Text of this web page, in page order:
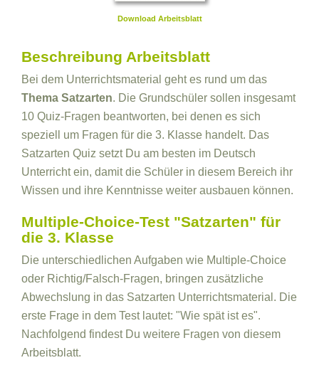
Download Arbeitsblatt
Beschreibung Arbeitsblatt
Bei dem Unterrichtsmaterial geht es rund um das
Thema Satzarten. Die Grundschüler sollen insgesamt
10 Quiz-Fragen beantworten, bei denen es sich
speziell um Fragen für die 3. Klasse handelt. Das
Satzarten Quiz setzt Du am besten im Deutsch
Unterricht ein, damit die Schüler in diesem Bereich ihr
Wissen und ihre Kenntnisse weiter ausbauen können.
Multiple-Choice-Test "Satzarten" für
die 3. Klasse
Die unterschiedlichen Aufgaben wie Multiple-Choice
oder Richtig/Falsch-Fragen, bringen zusätzliche
Abwechslung in das Satzarten Unterrichtsmaterial. Die
erste Frage in dem Test lautet: "Wie spät ist es".
Nachfolgend findest Du weitere Fragen von diesem
Arbeitsblatt.